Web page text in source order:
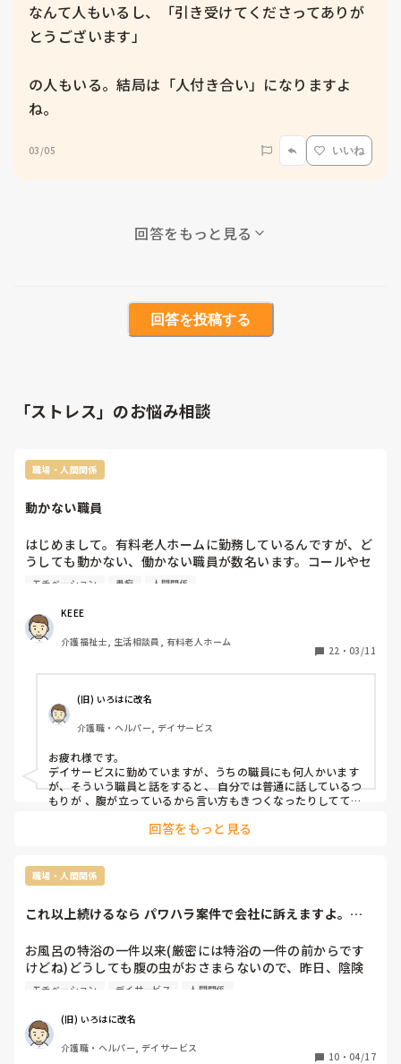
なんて人もいるし、「引き受けてくださってありが
とうございます」
の人もいる。結局は「人付き合い」になりますよ
ね。
03/05 いいね
回答をもっと見る
回答を投稿する
「ストレス」のお悩み相談
職場・人間関係
動かない職員
はじめまして。有料老人ホームに勤務しているんですが、ど
うしても動かない、働かない職員が数名います。コールやセ
ンサーが鳴っても、誰かが行くだろうと自分からは行きませ
く違うのもしんどいです。皆さんはどうやって乗り気ってま
すか？
モチベーション 愚痴 人間関係
KEEE
介護福祉士, 生活相談員, 有料老人ホーム
22 ・ 03/11
(旧) いろはに改名
介護職・ヘルパー, デイサービス
お疲れ様です。
デイサービスに勤めていますが、うちの職員にも何人かいます
が、そういう職員と話をすると、 自分では普通に話しているつ
もりが 、腹が立っているから言い方もきつくなったりしてて、
回答をもっと見る
職場・人間関係
これ以上続けるなら パワハラ案件で会社に訴えますよ。と
お風呂の特浴の一件以来(厳密には特浴の一件の前からです
けどね)どうしても腹の虫がおさまらないので、昨日、陰険
主任を外に呼びだして...
『2年以上に渡り私になにかと言ったり、時には、わざわざ
自分(陰険主任)の仕事を止めてまで私の所にきて注意をして
るのに、1年前に入ってきたデクノボウには、みんなが忙し
モチベーション デイサービス 人間関係
(旧) いろはに改名
介護職・ヘルパー, デイサービス
10 ・ 04/17